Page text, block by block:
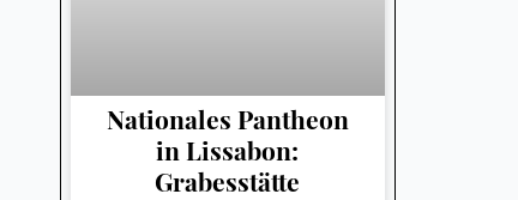
Nationales Pantheon
in Lissabon:
Grabesstätte